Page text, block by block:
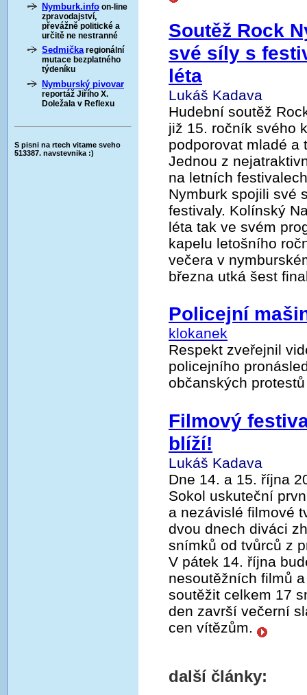
Nymburk.info on-line
zpravodajství,
převážně politické a
určitě ne nestranné
Sedmičkaregionální
mutace bezplatného
týdeníku
Nymburský pivovar
reportáž Jiřího X.
Doležala v Reflexu
S pisni na rtech vitame sveho
513387. navstevnika :)
Soutěž Rock
své síly s
léta
Lukáš Kadava
Hudební soutěž
již 15. ročník svého
podporovat mladé a
Jednou z
na letních
Nymburk spojili své
festivaly. Kolínský
léta tak ve svém
kapelu letošního
večera v
března utká šest
Policejní
klokanek
Respekt zveřejnil
policejního
občanských
Filmový
blíží!
Lukáš Kadava
Dne 14. a 15. října
Sokol uskuteční
a nezávislé filmové
dvou dnech diváci
snímků od tvůrců z
V pátek 14. října
nesoutěžních filmů
soutěžit celkem 17
den završí večerní
cen vítězům.
další články: